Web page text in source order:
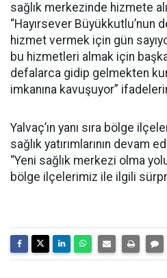
sağlık merkezinde hizmete
“Hayırsever Büyükkutlu’nun
hizmet vermek için gün
bu hizmetleri almak için
defalarca gidip gelmekten
imkanına kavuşuyor”
Yalvaç’ın yanı sıra bölge
sağlık yatırımlarının devam
“Yeni sağlık merkezi olma
bölge ilçelerimiz ile ilgili